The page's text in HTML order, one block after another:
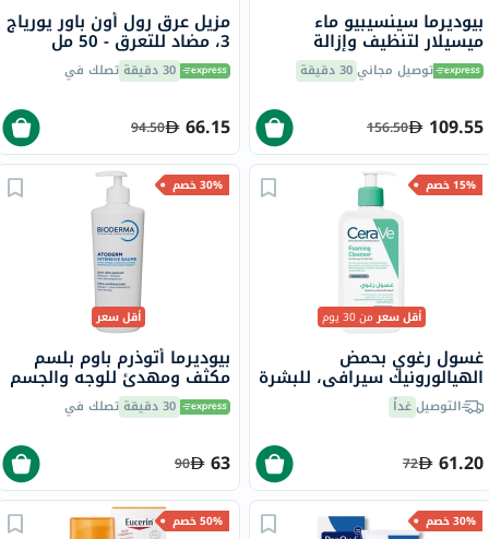
بيوديرما سينسيبيو ماء
ميسيلار لتنظيف وإزالة
المكياج 850 ملتوصيل مجاني30 دقيقة
109.55
156.50
مزيل عرق رول أون باور يورياج
3، مضاد للتعرق - 50 مل
30 دقيقة تصلك في
66.15
94.50
15% خصم
أقل سعرمن 30 يوم
غسول رغوي بحمض
الهيالورونيك سيرافي، للبشرة
العادية إلى الدهنية، 236 مل
التوصيلغداً
61.20
72
30% خصم
أقل سعر
بيوديرما أتوذرم باوم بلسم
مكثف ومهدئ للوجه والجسم
500 مل 30 دقيقة تصلك في
63
90
30% خصم 50% خصم